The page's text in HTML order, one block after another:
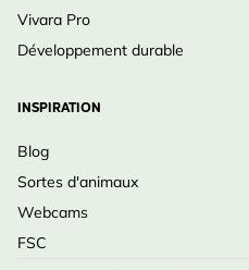
Vivara Pro
Développement durable
INSPIRATION
Blog
Sortes d'animaux
Webcams
FSC